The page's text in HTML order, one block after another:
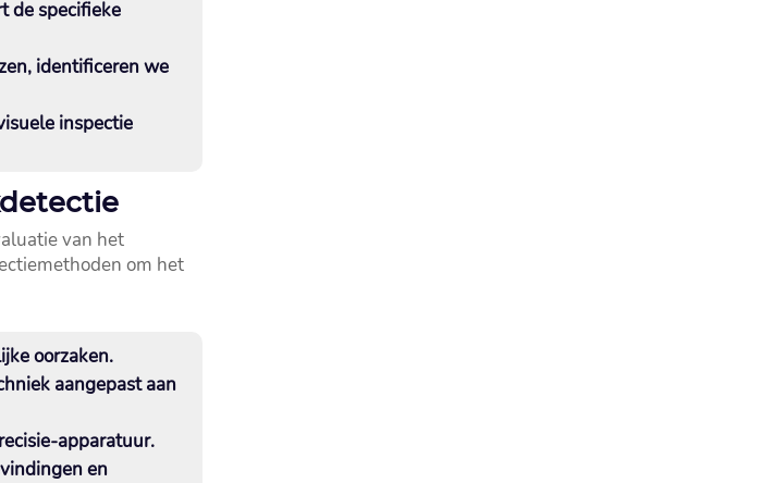
de specifieke
identificeren we
inspectie
van het
om het
oorzaken.​
aangepast aan
apparatuur.​
en